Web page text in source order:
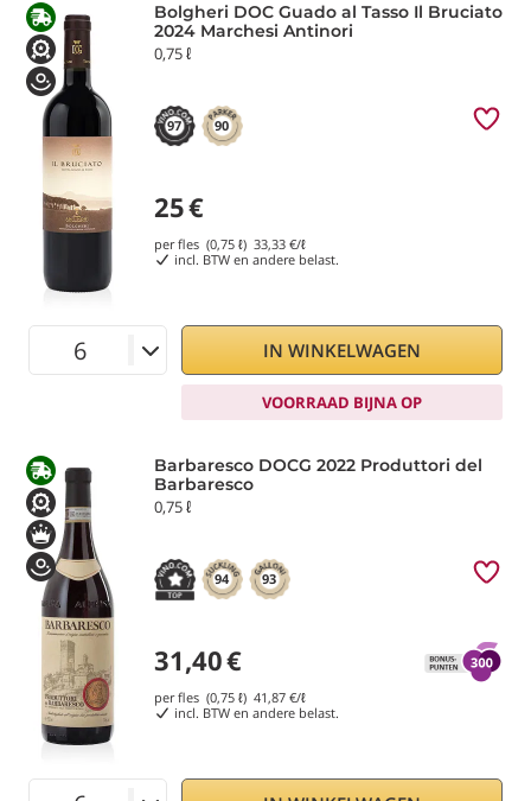
Bolgheri DOC Guado al Tasso Il Bruciato
2024 Marchesi Antinori
0,75 ℓ
97 90
25€
per fles (0,75 ℓ) 33,33 €/ℓ
incl. BTW en andere belast.
IN WINKELWAGEN
VOORRAAD BIJNA OP
Barbaresco DOCG 2022 Produttori del
Barbaresco
0,75 ℓ
94 93
31,40€
per fles (0,75 ℓ) 41,87 €/ℓ
incl. BTW en andere belast.